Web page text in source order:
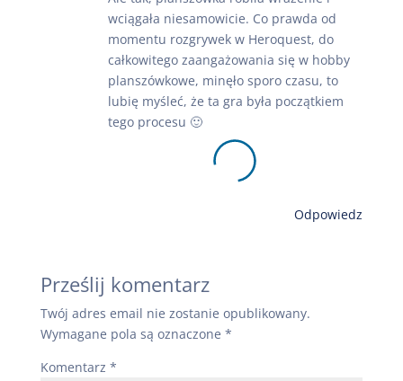
wciągała niesamowicie. Co prawda od
momentu rozgrywek w Heroquest, do
całkowitego zaangażowania się w hobby
planszówkowe, minęło sporo czasu, to
lubię myśleć, że ta gra była początkiem
tego procesu 🙂
Odpowiedz
Prześlij komentarz
Twój adres email nie zostanie opublikowany.
Wymagane pola są oznaczone *
Komentarz *